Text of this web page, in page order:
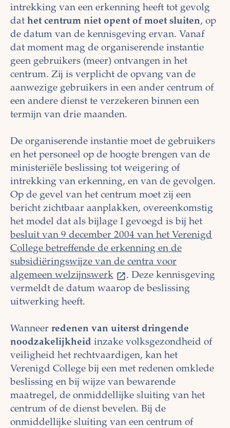
intrekking van een erkenning heeft tot gevolg
dat het centrum niet opent of moet sluiten, op
de datum van de kennisgeving ervan. Vanaf
dat moment mag de organiserende instantie
geen gebruikers (meer) ontvangen in het
centrum. Zij is verplicht de opvang van de
aanwezige gebruikers in een ander centrum of
een andere dienst te verzekeren binnen een
termijn van drie maanden.
De organiserende instantie moet de gebruikers
en het personeel op de hoogte brengen van de
ministeriële beslissing tot weigering of
intrekking van erkenning, en van de gevolgen.
Op de gevel van het centrum moet zij een
bericht zichtbaar aanplakken, overeenkomstig
het model dat als bijlage I gevoegd is bij het
besluit van 9 december 2004 van het Verenigd
College betreffende de erkenning en de
subsidiëringswijze van de centra voor
algemeen welzijnswerk
. Deze kennisgeving
vermeldt de datum waarop de beslissing
uitwerking heeft.
Wanneer redenen van uiterst dringende
noodzakelijkheid inzake volksgezondheid of
veiligheid het rechtvaardigen, kan het
Verenigd College bij een met redenen omklede
beslissing en bij wijze van bewarende
maatregel, de onmiddellijke sluiting van het
centrum of de dienst bevelen. Bij de
onmiddellijke sluiting van een centrum of